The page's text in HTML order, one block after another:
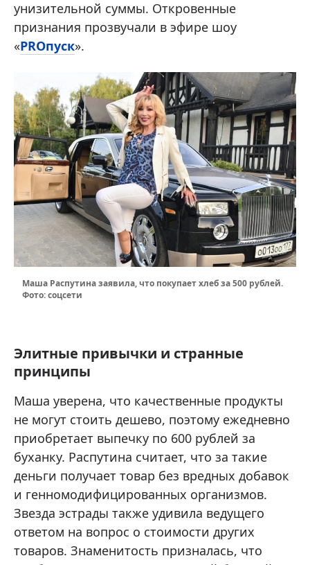
унизительной суммы. Откровенные
признания прозвучали в эфире шоу
«PROпуск».
Маша Распутина заявила, что покупает хлеб за 500 рублей.
Фото: соцсети
Элитные привычки и странные
принципы
Маша уверена, что качественные продукты
не могут стоить дешево, поэтому ежедневно
приобретает выпечку по 600 рублей за
буханку. Распутина считает, что за такие
деньги получает товар без вредных добавок
и генномодифицированных организмов.
Звезда эстрады также удивила ведущего
ответом на вопрос о стоимости других
товаров. Знаменитость призналась, что